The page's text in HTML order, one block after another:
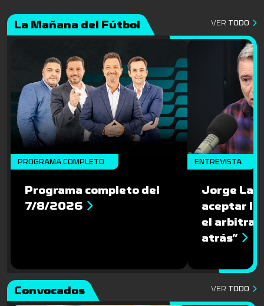
La Mañana del Fútbol VER TODO
PROGRAMA COMPLETO
Programa completo del
7/8/2026
ENTREVISTA
Jorge
aceptar la
el
atrás”
Convocados VER TODO